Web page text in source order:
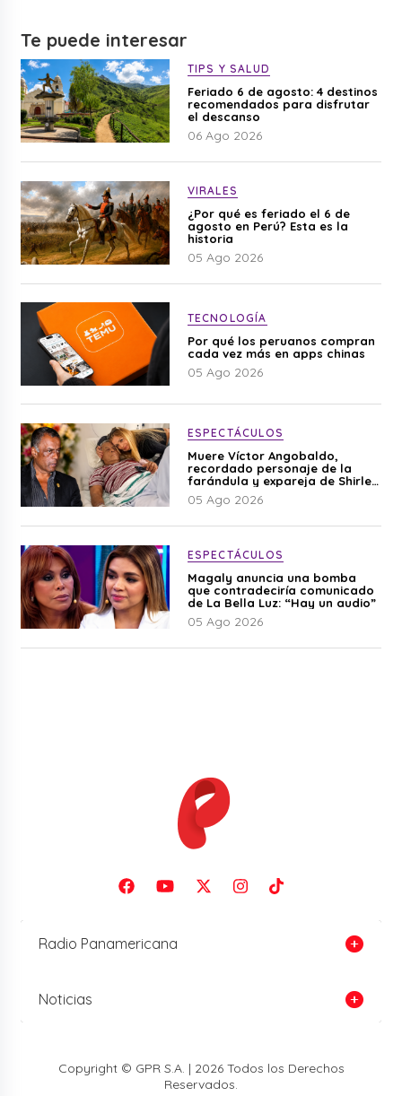
Te puede interesar
TIPS Y SALUD
Feriado 6 de agosto: 4 destinos
recomendados para disfrutar
el descanso
06 Ago 2026
VIRALES
¿Por qué es feriado el 6 de
agosto en Perú? Esta es la
historia
05 Ago 2026
TECNOLOGÍA
Por qué los peruanos compran
cada vez más en apps chinas
05 Ago 2026
ESPECTÁCULOS
Muere Víctor Angobaldo,
recordado personaje de la
farándula y expareja de Shirley
Cherres
05 Ago 2026
ESPECTÁCULOS
Magaly anuncia una bomba
que contradeciría comunicado
de La Bella Luz: “Hay un audio”
05 Ago 2026
Radio Panamericana
Noticias
Copyright © GPR S.A. | 2026 Todos los Derechos
Reservados.